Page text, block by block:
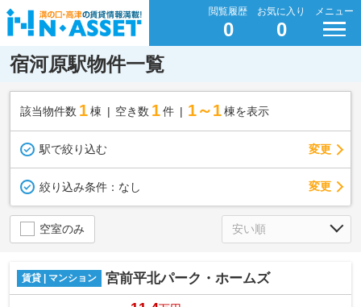
閲覧履歴
0
お気に入り
0
メニュー
宿河原駅物件一覧
該当物件数 1棟 空き数 1 件 1～1 棟を表示
駅で絞り込む 変更
絞り込み条件： なし 変更
空室のみ
賃貸 | マンション 宮前平北パーク・ホームズ